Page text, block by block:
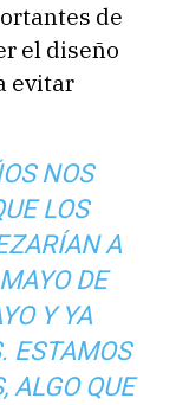
de
el diseño
evitar
NOS
LOS
A
DE
Y YA
ESTAMOS
ALGO QUE